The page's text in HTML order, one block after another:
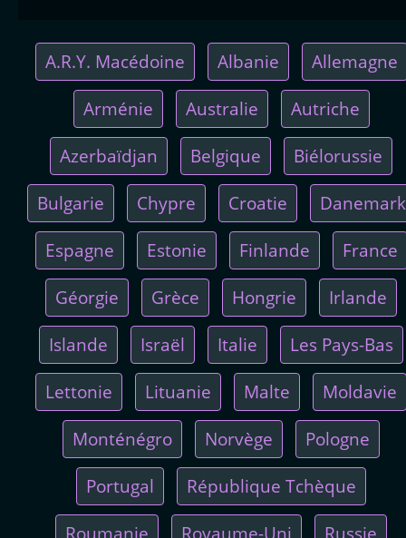
A.R.Y. Macédoine Albanie Allemagne
Arménie Australie Autriche
Azerbaïdjan Belgique Biélorussie
Bulgarie Chypre Croatie Danemark
Espagne Estonie Finlande France
Géorgie Grèce Hongrie Irlande
Islande Israël Italie Les Pays-Bas
Lettonie Lituanie Malte Moldavie
Monténégro Norvège Pologne
Portugal République Tchèque
Roumanie Royaume-Uni Russie